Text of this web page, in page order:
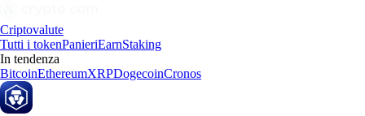
Criptovalute
Tutti i tokenPanieriEarnStaking
In tendenza
BitcoinEthereumXRPDogecoinCronos